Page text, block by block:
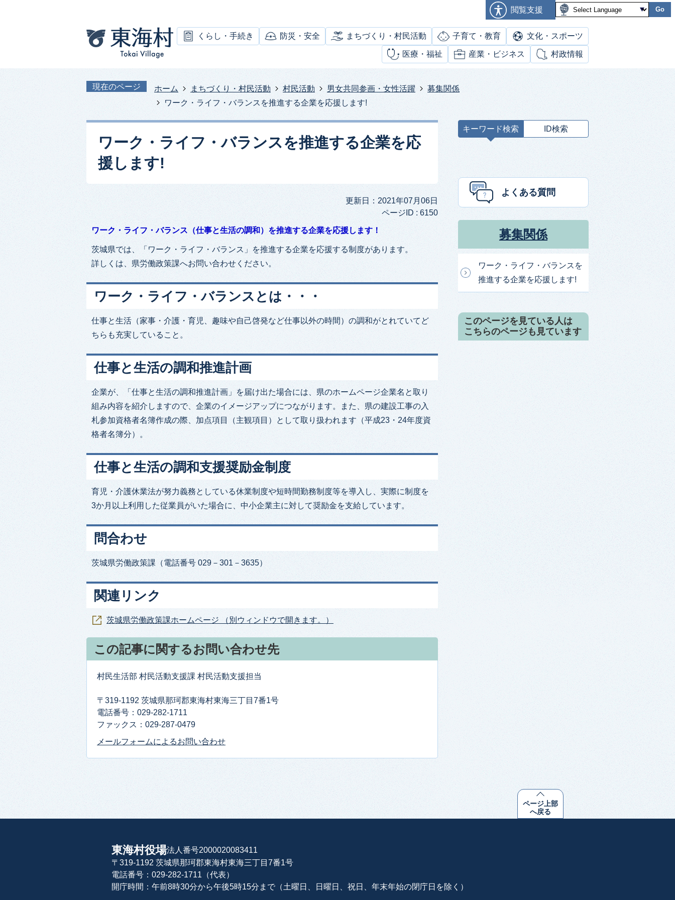
閲覧支援 Go
くらし・手続き 防災・安全 まちづくり・村民活動 子育て・教育 文化・スポーツ
医療・福祉 産業・ビジネス 村政情報
現在のページ ホーム まちづくり・村民活動 村民活動 男女共同参画・女性活躍
募集関係
ワーク・ライフ・バランスを推進する企業を応援します!
ワーク・ライフ・バランスを推進する企業を応
援します!
更新日：2021年07月06日
ページID : 6150
ワーク・ライフ・バランス（仕事と生活の調和）を推進する企業を応援します！
茨城県では、「ワーク・ライフ・バランス」を推進する企業を応援する制度があります。
詳しくは、県労働政策課へお問い合わせください。
ワーク・ライフ・バランスとは・・・
仕事と生活（家事・介護・育児、趣味や自己啓発など仕事以外の時間）の調和がとれていてど
ちらも充実していること。
仕事と生活の調和推進計画
企業が、「仕事と生活の調和推進計画」を届け出た場合には、県のホームページ企業名と取り
組み内容を紹介しますので、企業のイメージアップにつながります。また、県の建設工事の入
札参加資格者名簿作成の際、加点項目（主観項目）として取り扱われます（平成23・24年度資
格者名簿分）。
仕事と生活の調和支援奨励金制度
育児・介護休業法が努力義務としている休業制度や短時間勤務制度等を導入し、実際に制度を
3か月以上利用した従業員がいた場合に、中小企業主に対して奨励金を支給しています。
問合わせ
茨城県労働政策課（電話番号 029－301－3635）
関連リンク
茨城県労働政策課ホームページ （別ウィンドウで開きます。）
この記事に関するお問い合わせ先
村民生活部 村民活動支援課 村民活動支援担当
〒319-1192 茨城県那珂郡東海村東海三丁目7番1号
電話番号：029-282-1711
ファックス：029-287-0479
メールフォームによるお問い合わせ
キーワード検索 ID検索
ー
よくある質問
募集関係
ワーク・ライフ・バランスを
推進する企業を応援します!
このページを見ている人は
こちらのページも見ています
ページ上部
へ戻る
東海村役場法人番号2000020083411
〒319-1192 茨城県那珂郡東海村東海三丁目7番1号
電話番号：029-282-1711（代表）
開庁時間：午前8時30分から午後5時15分まで（土曜日、日曜日、祝日、年末年始の閉庁日を除く）